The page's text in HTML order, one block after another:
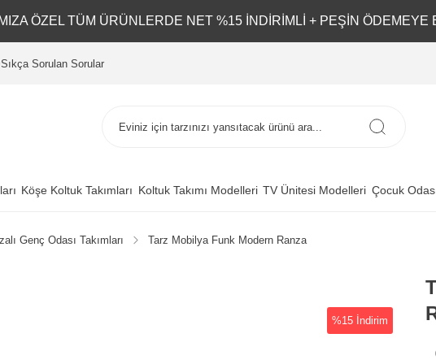
ÖZEL TÜM ÜRÜNLERDE NET %15 İNDİRİMLİ + PEŞİN ÖDEMEYE
Sıkça Sorulan Sorular
Köşe Koltuk Takımları Koltuk Takımı Modelleri TV Ünitesi Modelleri Çocuk
Genç Odası Takımları Tarz Mobilya Funk Modern Ranza
%15 İndirim